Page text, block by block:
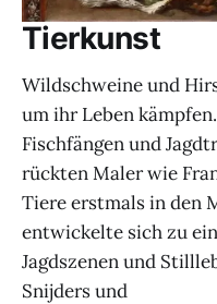
Tierkunst
Wildschweine und
um ihr Leben
Fischfängen und
rückten Maler wie
Tiere erstmals in den
entwickelte sich zu
Jagdszenen und
Snijders und